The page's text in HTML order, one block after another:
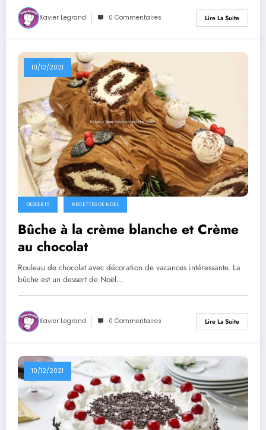
Xavier Legrand 0 Commentaires Lire La Suite
10/12/2021
DESSERTS RECETTES DE NOEL
Bûche à la crème blanche et Crème
au chocolat
Rouleau de chocolat avec décoration de vacances intéressante. La
bûche est un dessert de Noël…
Xavier Legrand 0 Commentaires Lire La Suite
10/12/2021